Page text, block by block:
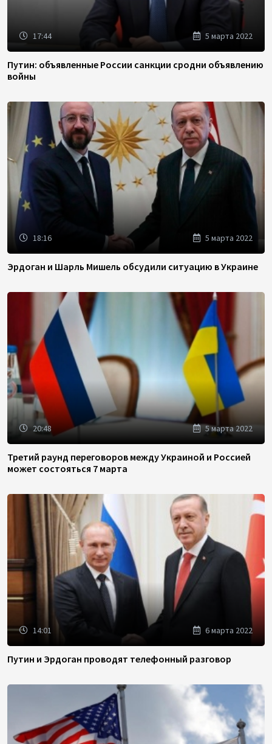
17:44 5 марта 2022
Путин: объявленные России санкции сродни объявлению
войны
18:16 5 марта 2022
Эрдоган и Шарль Мишель обсудили ситуацию в Украине
20:48 5 марта 2022
Третий раунд переговоров между Украиной и Россией
может состояться 7 марта
14:01 6 марта 2022
Путин и Эрдоган проводят телефонный разговор